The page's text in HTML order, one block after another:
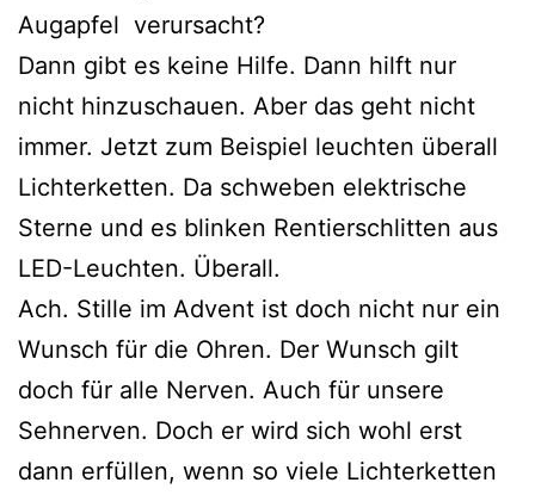
Augapfel verursacht?
Dann gibt es keine Hilfe. Dann hilft nur
nicht hinzuschauen. Aber das geht nicht
immer. Jetzt zum Beispiel leuchten überall
Lichterketten. Da schweben elektrische
Sterne und es blinken Rentierschlitten aus
LED-Leuchten. Überall.
Ach. Stille im Advent ist doch nicht nur ein
Wunsch für die Ohren. Der Wunsch gilt
doch für alle Nerven. Auch für unsere
Sehnerven. Doch er wird sich wohl erst
dann erfüllen, wenn so viele Lichterketten